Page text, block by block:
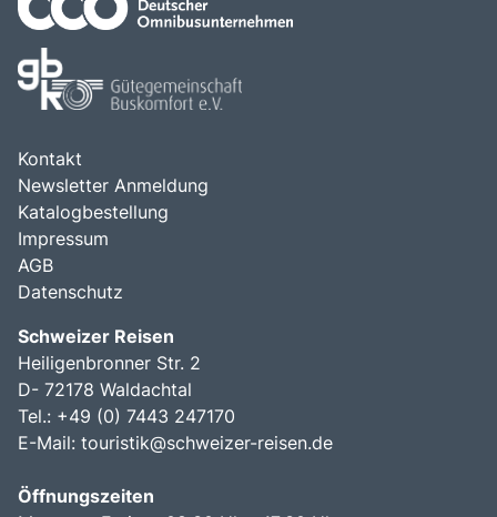
Kontakt
Newsletter Anmeldung
Katalogbestellung
Impressum
AGB
Datenschutz
Schweizer Reisen
Heiligenbronner Str. 2
D- 72178 Waldachtal
Tel.: +49 (0) 7443 247170
E-Mail: touristik@schweizer-reisen.de
Öffnungszeiten